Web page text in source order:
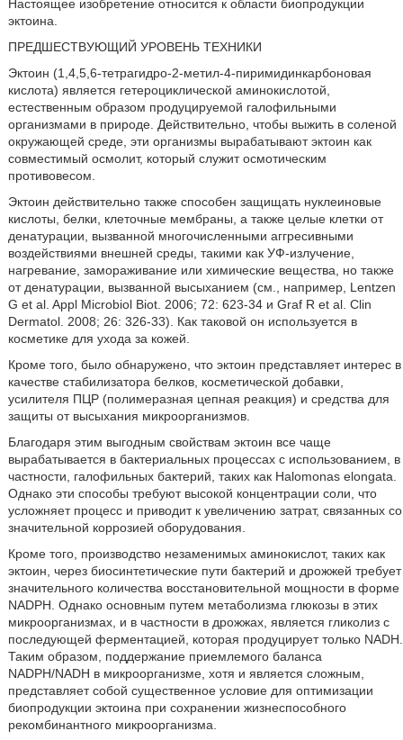
Настоящее изобретение относится к области биопродукции
эктоина.
ПРЕДШЕСТВУЮЩИЙ УРОВЕНЬ ТЕХНИКИ
Эктоин (1,4,5,6-тетрагидро-2-метил-4-пиримидинкарбоновая
кислота) является гетероциклической аминокислотой,
естественным образом продуцируемой галофильными
организмами в природе. Действительно, чтобы выжить в соленой
окружающей среде, эти организмы вырабатывают эктоин как
совместимый осмолит, который служит осмотическим
противовесом.
Эктоин действительно также способен защищать нуклеиновые
кислоты, белки, клеточные мембраны, а также целые клетки от
денатурации, вызванной многочисленными аггресивными
воздействиями внешней среды, такими как УФ-излучение,
нагревание, замораживание или химические вещества, но также
от денатурации, вызванной высыханием (см., например, Lentzen
G et al. Appl Microbiol Biot. 2006; 72: 623-34 и Graf R et al. Clin
Dermatol. 2008; 26: 326-33). Как таковой он используется в
косметике для ухода за кожей.
Кроме того, было обнаружено, что эктоин представляет интерес в
качестве стабилизатора белков, косметической добавки,
усилителя ПЦР (полимеразная цепная реакция) и средства для
защиты от высыхания микроорганизмов.
Благодаря этим выгодным свойствам эктоин все чаще
вырабатывается в бактериальных процессах с использованием, в
частности, галофильных бактерий, таких как Halomonas elongata.
Однако эти способы требуют высокой концентрации соли, что
усложняет процесс и приводит к увеличению затрат, связанных со
значительной коррозией оборудования.
Кроме того, производство незаменимых аминокислот, таких как
эктоин, через биосинтетические пути бактерий и дрожжей требует
значительного количества восстановительной мощности в форме
NADPH. Однако основным путем метаболизма глюкозы в этих
микроорганизмах, и в частности в дрожжах, является гликолиз с
последующей ферментацией, которая продуцирует только NADH.
Таким образом, поддержание приемлемого баланса
NADPH/NADH в микроорганизме, хотя и является сложным,
представляет собой существенное условие для оптимизации
биопродукции эктоина при сохранении жизнеспособного
рекомбинантного микроорганизма.